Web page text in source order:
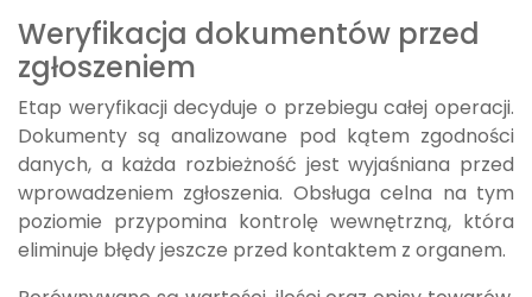
Weryfikacja dokumentów przed
zgłoszeniem
Etap weryfikacji decyduje o przebiegu całej operacji.
Dokumenty są analizowane pod kątem zgodności
danych, a każda rozbieżność jest wyjaśniana przed
wprowadzeniem zgłoszenia. Obsługa celna na tym
poziomie przypomina kontrolę wewnętrzną, która
eliminuje błędy jeszcze przed kontaktem z organem.